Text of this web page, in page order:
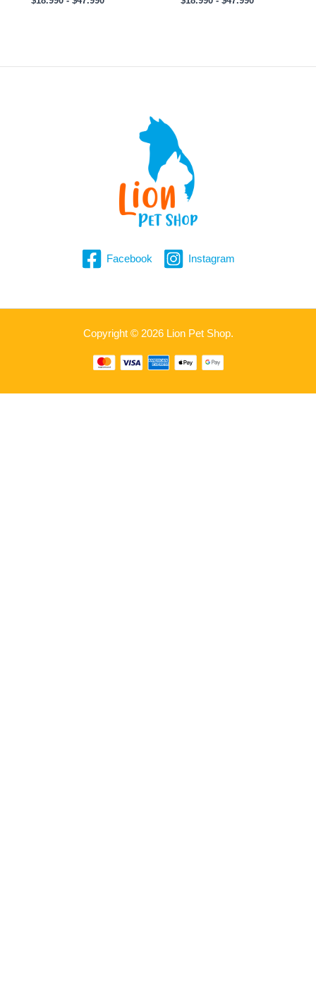
Facebook Instagram
Copyright © 2026 Lion Pet Shop.